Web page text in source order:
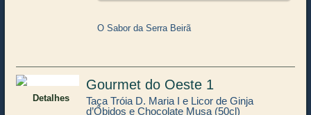
O Sabor da Serra Beirã
Detalhes
Gourmet do Oeste 1
Taça Tróia D. Maria I e Licor de Ginja
d’Óbidos e Chocolate Musa (50cl)